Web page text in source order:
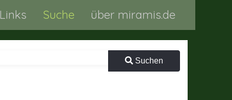
Links Suche über miramis.de
Suchen